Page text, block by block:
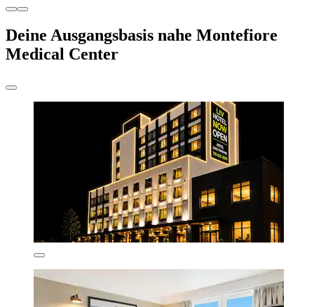
Deine Ausgangsbasis nahe Montefiore
Medical Center